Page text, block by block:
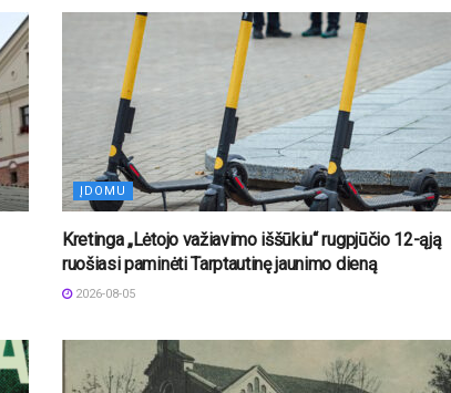
ĮDOMU
Kretinga „Lėtojo važiavimo iššūkiu“ rugpjūčio 12-ąją
ruošiasi paminėti Tarptautinę jaunimo dieną
2026-08-05